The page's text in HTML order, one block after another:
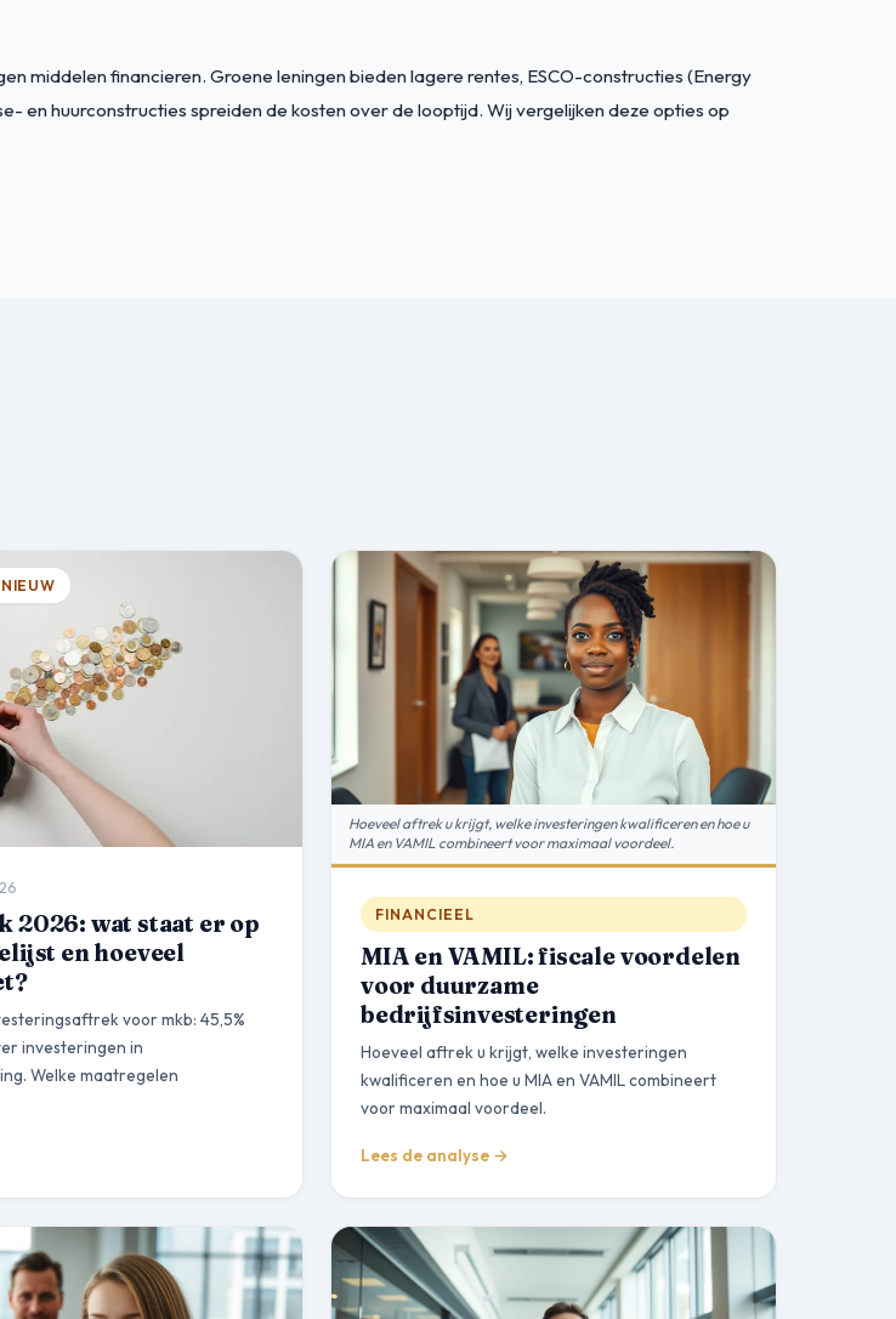
middelen financieren. Groene leningen bieden lagere rentes, ESCO-constructies (Energy
en huurconstructies spreiden de kosten over de looptijd. Wij vergelijken deze opties op
2026: wat staat er op
en hoeveel
voor mkb: 45,5%
investeringen in
Welke maatregelen
Hoeveel aftrek u krijgt, welke investeringen kwalificeren en hoe u
MIA en VAMIL combineert voor maximaal voordeel.
FINANCIEEL
MIA en VAMIL: fiscale voordelen
voor duurzame
bedrijfsinvesteringen
Hoeveel aftrek u krijgt, welke investeringen
kwalificeren en hoe u MIA en VAMIL combineert
voor maximaal voordeel.
Lees de analyse →